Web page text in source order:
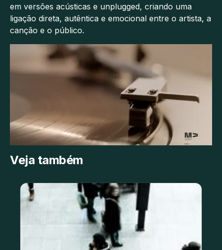
em versões acústicas e unplugged, criando uma
ligação direta, autêntica e emocional entre o artista, a
canção e o público.
Veja também